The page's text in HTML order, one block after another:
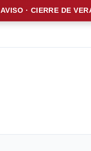
AVISO · CIERRE DE